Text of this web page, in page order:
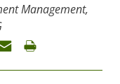
Management,